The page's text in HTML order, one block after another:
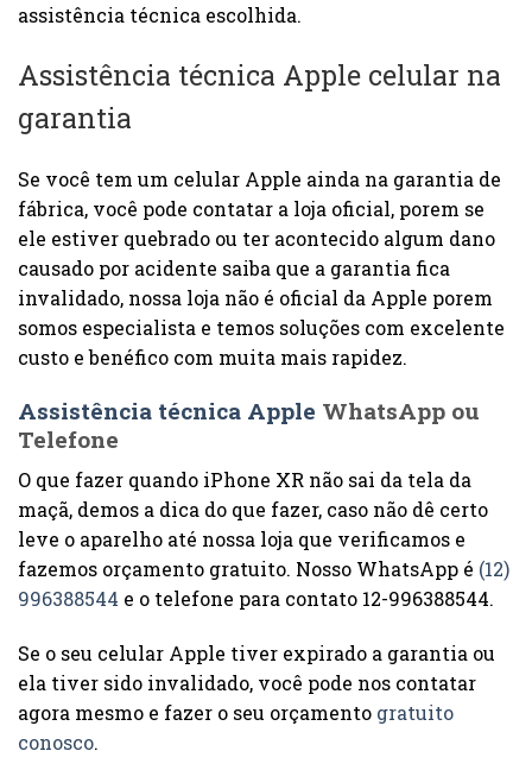
assistência técnica escolhida.
Assistência técnica Apple celular na
garantia
Se você tem um celular Apple ainda na garantia de
fábrica, você pode contatar a loja oficial, porem se
ele estiver quebrado ou ter acontecido algum dano
causado por acidente saiba que a garantia fica
invalidado, nossa loja não é oficial da Apple porem
somos especialista e temos soluções com excelente
custo e benéfico com muita mais rapidez.
Assistência técnica Apple WhatsApp ou
Telefone
O que fazer quando iPhone XR não sai da tela da
maçã, demos a dica do que fazer, caso não dê certo
leve o aparelho até nossa loja que verificamos e
fazemos orçamento gratuito. Nosso WhatsApp é (12)
996388544 e o telefone para contato 12-996388544.
Se o seu celular Apple tiver expirado a garantia ou
ela tiver sido invalidado, você pode nos contatar
agora mesmo e fazer o seu orçamento gratuito
conosco.